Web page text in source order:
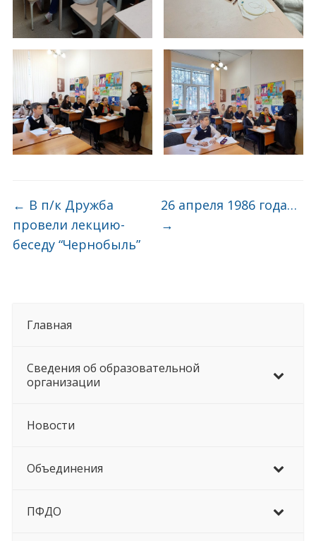
Главная
Сведения об образовательной
организации
Новости
Объединения
ПФДО
← В п/к Дружба
провели лекцию-
беседу “Чернобыль”
26 апреля 1986 года…
→